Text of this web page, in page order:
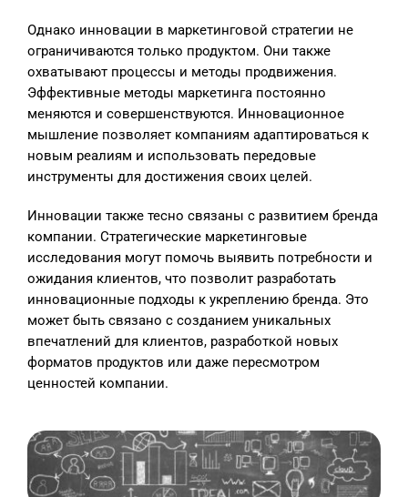
Однако инновации в маркетинговой стратегии не
ограничиваются только продуктом. Они также
охватывают процессы и методы продвижения.
Эффективные методы маркетинга постоянно
меняются и совершенствуются. Инновационное
мышление позволяет компаниям адаптироваться к
новым реалиям и использовать передовые
инструменты для достижения своих целей.
Инновации также тесно связаны с развитием бренда
компании. Стратегические маркетинговые
исследования могут помочь выявить потребности и
ожидания клиентов, что позволит разработать
инновационные подходы к укреплению бренда. Это
может быть связано с созданием уникальных
впечатлений для клиентов, разработкой новых
форматов продуктов или даже пересмотром
ценностей компании.